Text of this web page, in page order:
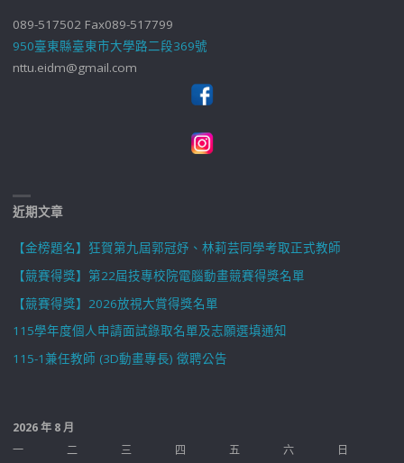
089-517502 Fax089-517799
950臺東縣臺東市大學路二段369號
nttu.eidm@gmail.com
近期文章
【金榜題名】狂賀第九屆郭冠妤、林莉芸同學考取正式教師
【競賽得獎】第22屆技專校院電腦動畫競賽得獎名單
【競賽得獎】2026放視大賞得獎名單
115學年度個人申請面試錄取名單及志願選填通知
115-1兼任教師 (3D動畫專長) 徵聘公告
2026 年 8 月
一
二 三 四 五 六
日